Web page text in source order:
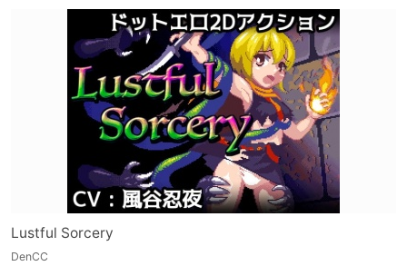
Lustful Sorcery
DenCC